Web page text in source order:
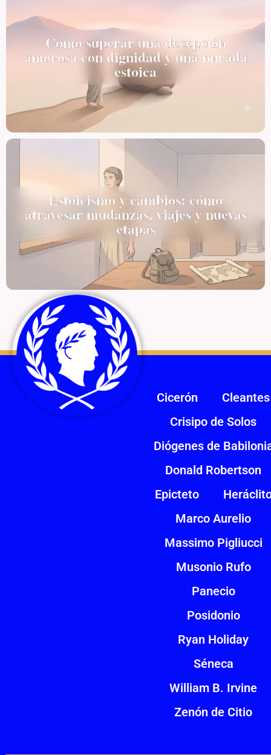
Cómo superar una decepción
amorosa con dignidad y una mirada
estoica
Estoicismo y cambios: cómo
atravesar mudanzas, viajes y nuevas
etapas
Cicerón
Cleantes
Crisipo de Solos
Diógenes de
Donald Robertson
Epicteto
Marco Aurelio
Massimo Pigliucci
Musonio Rufo
Panecio
Posidonio
Ryan Holiday
Séneca
William B. Irvine
Zenón de Citio